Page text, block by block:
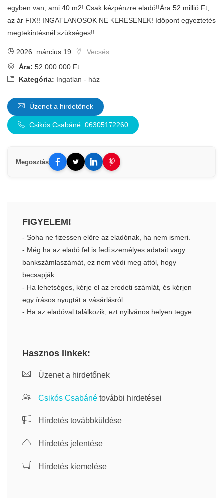
egyben van, ami 40 m2! Csak kézpénzre eladó!!Ára:52 millió Ft,
az ár FIX!! INGATLANOSOK NE KERESENEK! Időpont egyeztetés
megtekintésnél szükséges!!
2026. március 19.
Vecsés
Ára: 52.000.000 Ft
Kategória: Ingatlan - ház
Üzenet a hirdetőnek
Csikós Csabáné: 06305172260
Megosztás
FIGYELEM!
- Soha ne fizessen előre az eladónak, ha nem ismeri.
- Még ha az eladó fel is fedi személyes adatait vagy
bankszámlaszámát, ez nem védi meg attól, hogy
becsapják.
- Ha lehetséges, kérje el az eredeti számlát, és kérjen
egy írásos nyugtát a vásárlásról.
- Ha az eladóval találkozik, ezt nyilvános helyen tegye.
Hasznos linkek:
Üzenet a hirdetőnek
Csikós Csabáné további hirdetései
Hirdetés továbbküldése
Hirdetés jelentése
Hirdetés kiemelése